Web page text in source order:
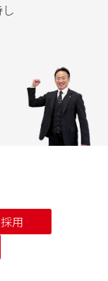
用